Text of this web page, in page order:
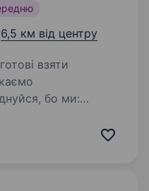
6,5 км від центру
взяти
бо ми: